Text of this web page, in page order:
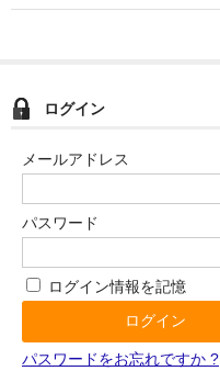
NEC
エプソン
京セラ
パナソニック
ログイン
メールアドレス
パスワード
ログイン情報を記憶
パスワードをお忘れですか ?